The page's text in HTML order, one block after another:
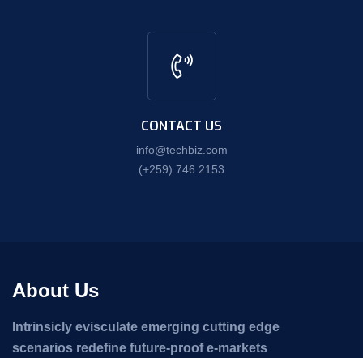
CONTACT US
info@techbiz.com
(+259) 746 2153
About Us
Intrinsicly evisculate emerging cutting edge
scenarios redefine future-proof e-markets